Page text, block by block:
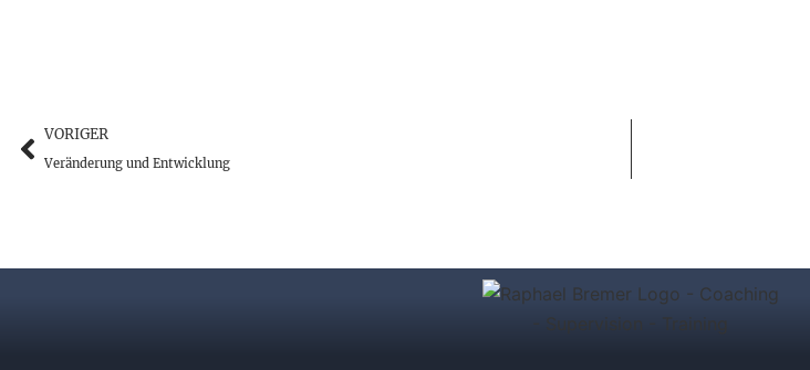
VORIGER
Veränderung und Entwicklung